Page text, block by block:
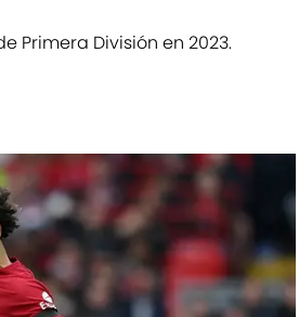
Primera División en 2023.